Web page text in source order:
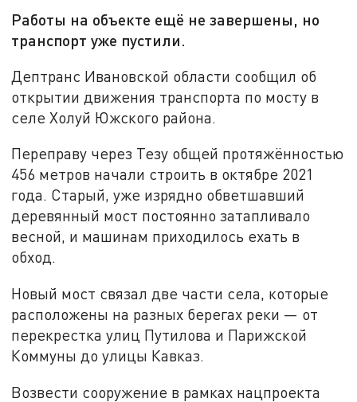
Работы на объекте ещё не завершены, но
транспорт уже пустили.
Дептранс Ивановской области сообщил об
открытии движения транспорта по мосту в
селе Холуй Южского района.
Переправу через Тезу общей протяжённостью
456 метров начали строить в октябре 2021
года. Старый, уже изрядно обветшавший
деревянный мост постоянно затапливало
весной, и машинам приходилось ехать в
обход.
Новый мост связал две части села, которые
расположены на разных берегах реки — от
перекрестка улиц Путилова и Парижской
Коммуны до улицы Кавказ.
Возвести сооружение в рамках нацпроекта